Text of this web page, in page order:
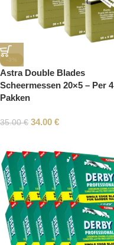
-3%
Astra Double Blades
Scheermessen 20×5 – Per 4
Pakken
35.00€ 34.00 €